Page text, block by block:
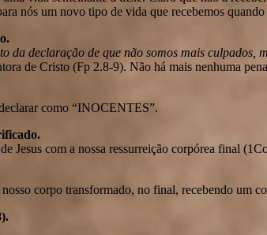
nós um novo tipo de vida que recebemos
da declaração de que não somos mais culpados,
de Cristo (Fp 2.8-9). Não há mais nenhuma
como “INOCENTES”.
Jesus com a nossa ressurreição corpórea final
corpo transformado, no final, recebendo um